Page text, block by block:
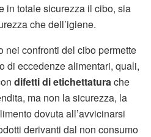
in totale sicurezza il cibo, sia
che dell’igiene.
nei confronti del cibo permette
di eccedenze alimentari, quali,
difetti di etichettaturache
ma non la sicurezza, la
dovuta all’avvicinarsi
derivanti dal non consumo